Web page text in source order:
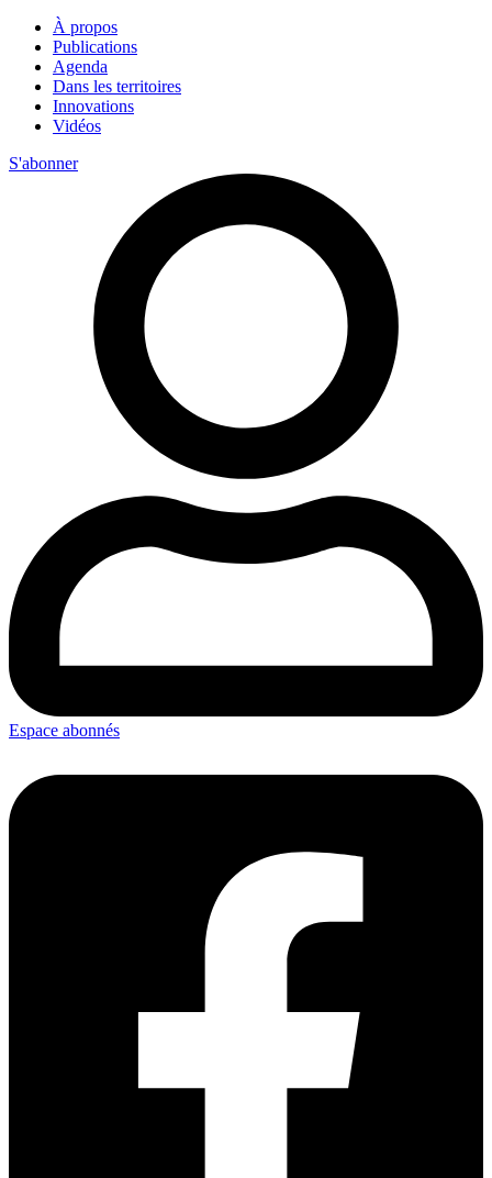
À propos
Publications
Agenda
Dans les territoires
Innovations
Vidéos
S'abonner
Espace abonnés